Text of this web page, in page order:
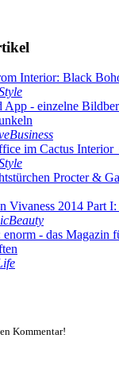
Interior: Black
App - einzelne
im Cactus Interior
Procter &
Vivaness 2014 Part
enorm - das Magazin
Kommentar!